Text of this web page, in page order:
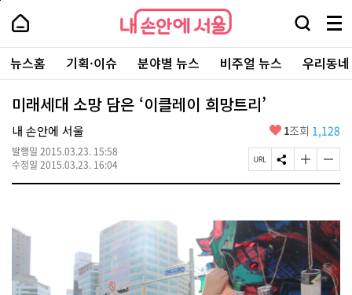
본
로
가
내
손
안
에
서
울
-
서
울
시
대
표
소
내
손
에
울
검
창
열
기
메
뉴
전
체
보
주
요
서
뉴스홈 기획·이슈 분야별 뉴스 비주얼 뉴스 우리동
미래세대 소망 담은 ‘이클레이 희망트리’
내 손안에 서울
발행일 2015.03.23. 15:58
수정일 2015.03.23. 16:04
좋
요
1조회 1,128
페
이
R
L
복
사
S
N
유
하
기
글
자
크
게
변
경
하
기
글
자
작
게
변
경
하
기
페
상
단
로